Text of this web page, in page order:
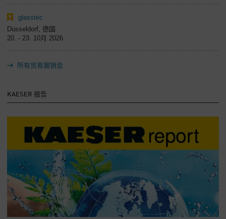
glasstec
Düsseldorf, 德国
20. - 23. 10月 2026
所有贸易展销会
KAESER 报告